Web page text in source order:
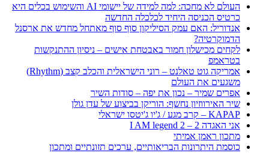
העולם לא מחכה: למה למידה של יישומי AI והשימוש בכלים היא
כרטיס הכניסה היחיד לכלכלה החדשה
אנדוריל: האם עמק הסיליקון סוף סוף מאתחל מחדש את ארסנל
הדמוקרטיה?
לקחים מכישלון חמור באבטחת אישים – ניסיון ההתנקשות
בטראמפ
אמריקה גוט טאלנט – רוני הישראלית והכלב קצב (Rhythm)
משגעים את העולם
אפרים שמיר – נכון את יפה – סודות השיר
שיר האירווזיון נחשף: הוריקן בביצוע של עדן גולן
KAPAP – קרב מגע / ג'יו ג'יטסו ישראלי
אני האגדה 2 – I AM legend 2
מתכון ראמן אמיתי
כוסמת היתרונות הבריאותיים, ערכים תזונתיים ומתכון